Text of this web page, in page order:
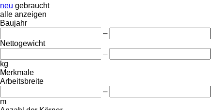
neu gebraucht
alle anzeigen
Baujahr
–
Nettogewicht
–
kg
Merkmale
Arbeitsbreite
–
m